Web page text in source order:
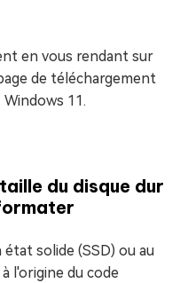
en vous rendant sur
de téléchargement
11.
du disque dur
solide (SSD) ou au
l'origine du code